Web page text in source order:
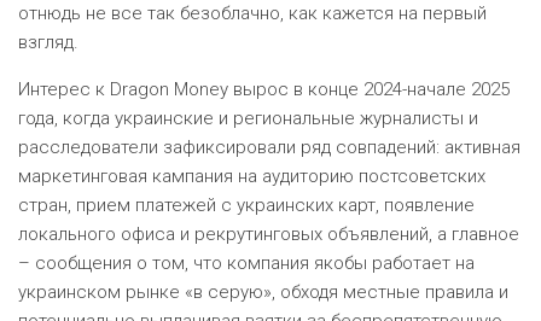
отнюдь не все так безоблачно, как кажется на первый
взгляд.
Интерес к Dragon Money вырос в конце 2024-начале 2025
года, когда украинские и региональные журналисты и
расследователи зафиксировали ряд совпадений: активная
маркетинговая кампания на аудиторию постсоветских
стран, прием платежей с украинских карт, появление
локального офиса и рекрутинговых объявлений, а главное
– сообщения о том, что компания якобы работает на
украинском рынке «в серую», обходя местные правила и